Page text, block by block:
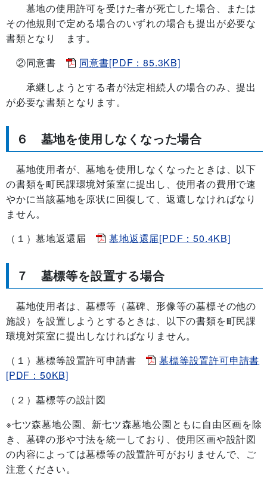
墓地の使用許可を受けた者が死亡した場合、または
その他規則で定める場合のいずれの場合も提出が必要な
書類となり ます。
②同意書
同意書[PDF：85.3KB]
承継しようとする者が法定相続人の場合のみ、提出
が必要な書類となります。
６ 墓地を使用しなくなった場合
墓地使用者が、墓地を使用しなくなったときは、以下
の書類を町民課環境対策室に提出し、使用者の費用で速
やかに当該墓地を原状に回復して、返還しなければなり
ません。
（１）墓地返還届
墓地返還届[PDF：50.4KB]
７ 墓標等を設置する場合
墓地使用者は、墓標等（墓碑、形像等の墓標その他の
施設）を設置しようとするときは、以下の書類を町民課
環境対策室に提出しなければなりません。
（１）墓標等設置許可申請書
墓標等設置許可申請書
[PDF：50KB]
（２）墓標等の設計図
※七ツ森墓地公園、新七ツ森墓地公園ともに自由区画を除
き、墓碑の形や寸法を統一しており、使用区画や設計図
の内容によっては墓標等の設置許可がおりませんで、ご
注意ください。